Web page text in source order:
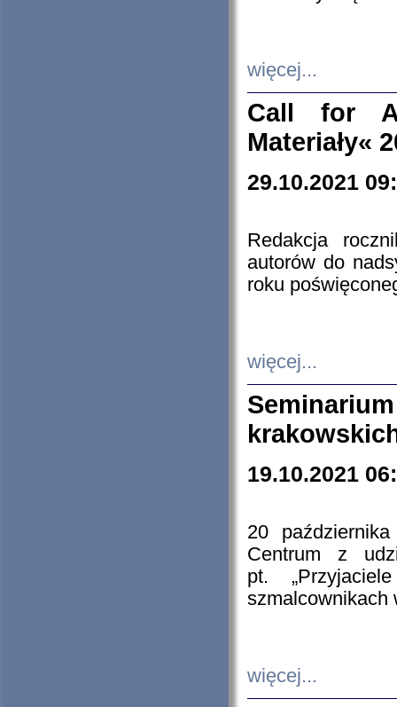
więcej...
Call for
Materiały«
29.10.2021
Redakcja
autorów do
roku
więcej...
19.10.2021
20
Centrum z
pt.
szmalcownikach
więcej...